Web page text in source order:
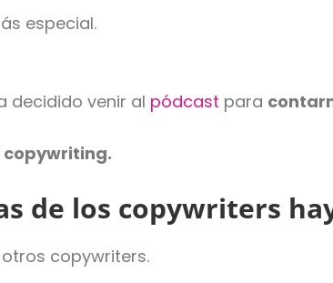
especial.
decidido venir al pódcast para
copywriting.
de los copywriters
copywriters.